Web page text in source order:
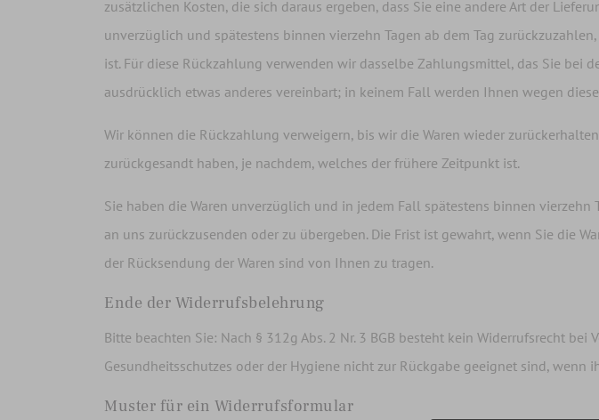
zusätzlichen Kosten, die sich daraus ergeben, dass Sie eine andere Art der
unverzüglich und spätestens binnen vierzehn Tagen ab dem Tag
ist. Für diese Rückzahlung verwenden wir dasselbe Zahlungsmittel, das Sie bei
ausdrücklich etwas anderes vereinbart; in keinem Fall werden Ihnen wegen
Wir können die Rückzahlung verweigern, bis wir die Waren wieder
zurückgesandt haben, je nachdem, welches der frühere Zeitpunkt ist.
Sie haben die Waren unverzüglich und in jedem Fall spätestens binnen
an uns zurückzusenden oder zu übergeben. Die Frist ist gewahrt, wenn Sie die
der Rücksendung der Waren sind von Ihnen zu tragen.
Ende der Widerrufsbelehrung
Bitte beachten Sie: Nach § 312g Abs. 2 Nr. 3 BGB besteht kein Widerrufsrecht
Gesundheitsschutzes oder der Hygiene nicht zur Rückgabe geeignet sind, wenn
Muster für ein Widerrufsformular